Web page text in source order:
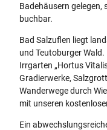
Badehäusern gelegen,
buchbar.
Bad Salzuflen liegt
und Teutoburger
Irrgarten „Hortus
Gradierwerke,
Wanderwege durch
mit unseren
Ein